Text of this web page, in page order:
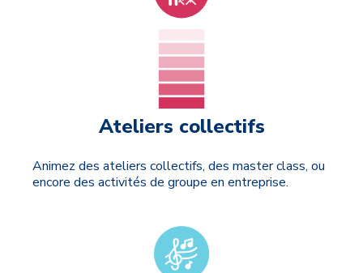
Ateliers collectifs
Animez des ateliers collectifs, des master class, ou
encore des activités de groupe en entreprise.